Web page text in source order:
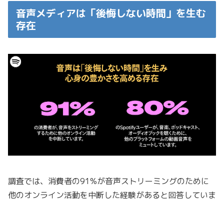
音声メディアは「後悔しない時間」を生む
存在
調査では、消費者の91%が音声ストリーミングのために
他のオンライン活動を中断した経験があると回答していま